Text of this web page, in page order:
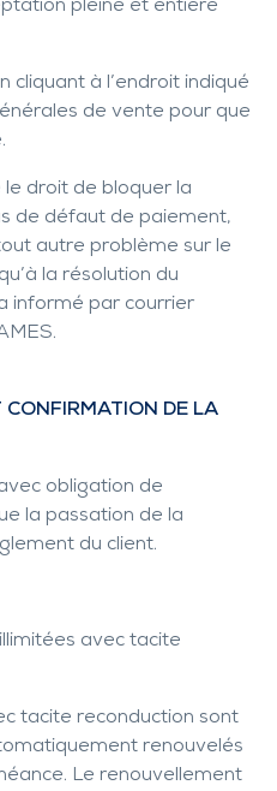
pleine et entière
cliquant à l’endroit indiqué
de vente pour que
le droit de bloquer la
de défaut de paiement,
autre problème sur le
la résolution du
informé par courrier
DE LA
obligation de
la passation de la
du client.
avec tacite
tacite reconduction sont
renouvelés
Le renouvellement